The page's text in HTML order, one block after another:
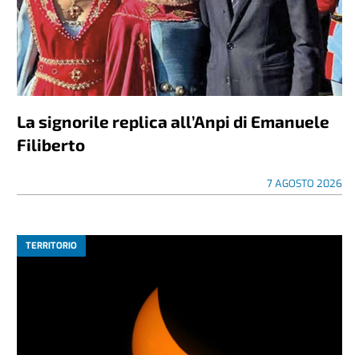
La signorile replica all’Anpi di Emanuele
Filiberto
7 AGOSTO 2026
TERRITORIO